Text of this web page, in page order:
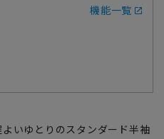
機能一覧
いゆとりのスタンダード半袖